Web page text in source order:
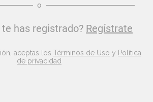
o
te has registrado? Regístrate
aceptas los Términos de Uso y Política
de privacidad